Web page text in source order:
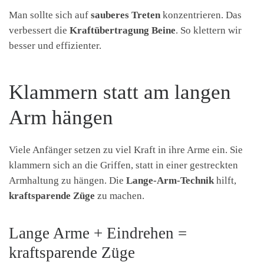
Man sollte sich auf sauberes Treten konzentrieren. Das
verbessert die Kraftübertragung Beine. So klettern wir
besser und effizienter.
Klammern statt am langen
Arm hängen
Viele Anfänger setzen zu viel Kraft in ihre Arme ein. Sie
klammern sich an die Griffen, statt in einer gestreckten
Armhaltung zu hängen. Die Lange-Arm-Technikhilft,
kraftsparende Züge zu machen.
Lange Arme + Eindrehen =
kraftsparende Züge